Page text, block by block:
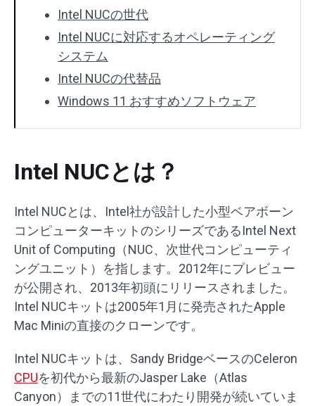
Intel NUCの世代
Intel NUCに対応するオペレーティング
システム
Intel NUCの代替品
Windows 11 おすすめソフトウェア
Intel NUCとは？
Intel NUCとは、Intel社が設計した小型ベアボーン
コンピューターキットのシリーズであるIntel Next
Unit of Computing（NUC、次世代コンピューティ
ングユニット）を指します。2012年にプレビュー
が公開され、2013年初頭にリリースされました。
Intel NUCキットは2005年1月に発売されたApple
Mac Miniの直接のクローンです。
Intel NUCキットは、Sandy BridgeベースのCeleron
CPUを初代から最新のJasper Lake（Atlas
Canyon）までの11世代にわたり開発が続いていま